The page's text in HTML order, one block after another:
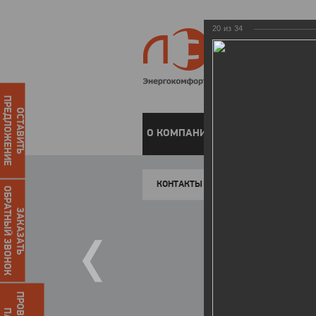
О КОМПАНИИ
КОНТАКТЫ
ОСТАВИТЬ
ПРЕДЛОЖЕНИЕ
ЗАКАЗАТЬ
ОБРАТНЫЙ ЗВОНОК
20 из 34